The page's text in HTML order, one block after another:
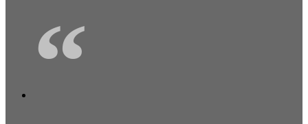
“